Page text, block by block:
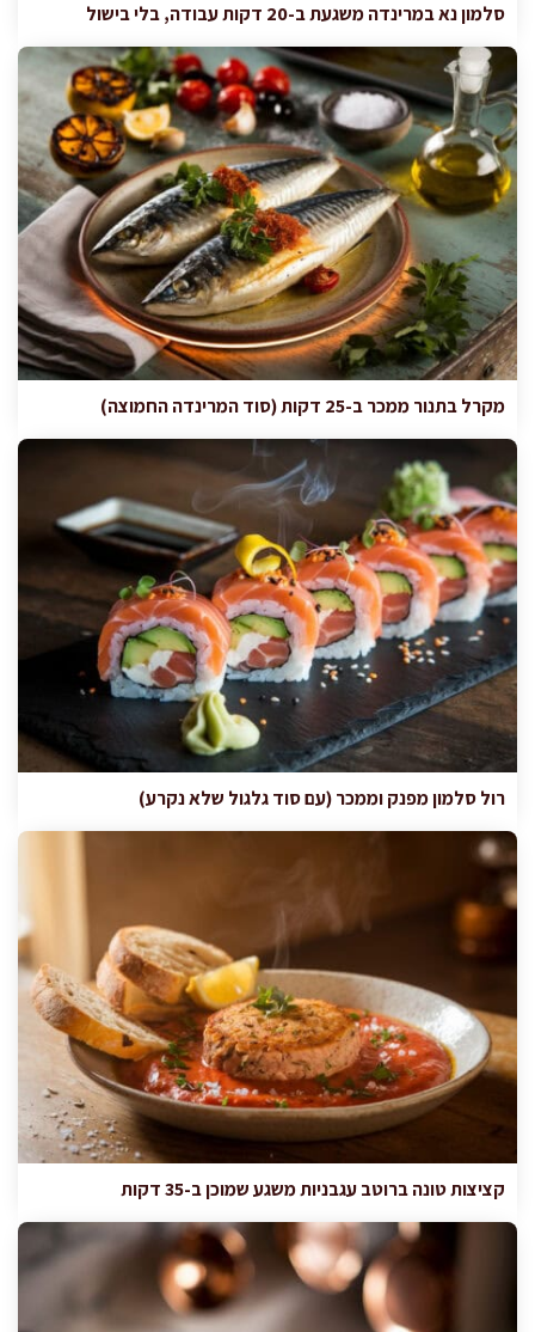
סלמון נא במרינדה משגעת ב-20 דקות עבודה, בלי בישול
מקרל בתנור ממכר ב-25 דקות (סוד המרינדה החמוצה)
רול סלמון מפנק וממכר (עם סוד גלגול שלא נקרע)
קציצות טונה ברוטב עגבניות משגע שמוכן ב-35 דקות